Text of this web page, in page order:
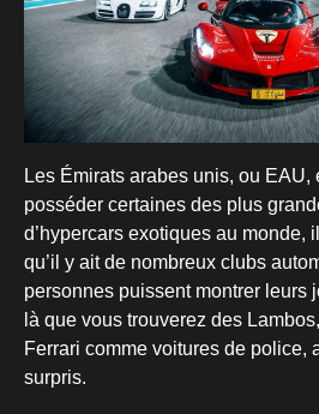
Les Émirats arabes unis, ou EAU,
posséder certaines des plus
d’hypercars exotiques au monde,
qu’il y ait de nombreux clubs
personnes puissent montrer leurs
là que vous trouverez des
Ferrari comme voitures de police,
surpris.